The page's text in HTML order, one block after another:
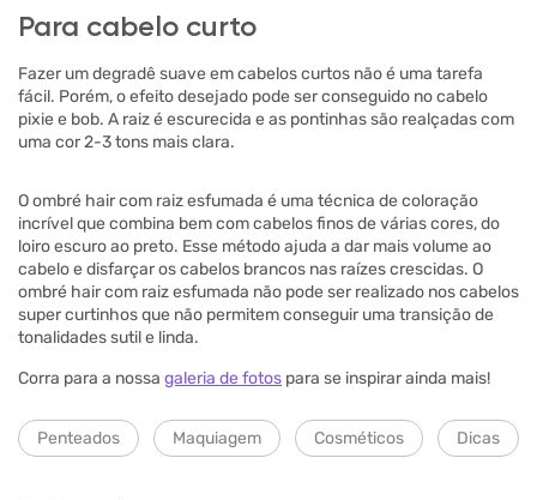
Para cabelo curto
Fazer um degradê suave em cabelos curtos não é uma tarefa
fácil. Porém, o efeito desejado pode ser conseguido no cabelo
pixie e bob. A raiz é escurecida e as pontinhas são realçadas com
uma cor 2-3 tons mais clara.
O ombré hair com raiz esfumada é uma técnica de coloração
incrível que combina bem com cabelos finos de várias cores, do
loiro escuro ao preto. Esse método ajuda a dar mais volume ao
cabelo e disfarçar os cabelos brancos nas raízes crescidas. O
ombré hair com raiz esfumada não pode ser realizado nos cabelos
super curtinhos que não permitem conseguir uma transição de
tonalidades sutil e linda.
Corra para a nossa galeria de fotos para se inspirar ainda mais!
Penteados Maquiagem Cosméticos Dicas